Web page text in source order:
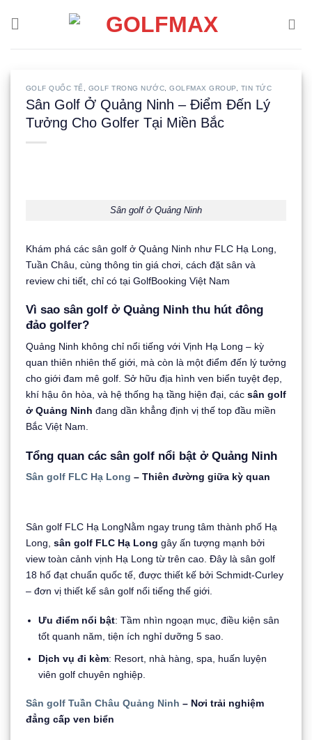
GOLF QUỐC TẾ GOLF TRONG NƯỚC ,GOLFMAX GROUP TIN TỨC
Sân Golf Ở Quảng Ninh – Điểm Đến Lý
Tưởng Cho Golfer Tại Miền Bắc
Sân golf ở Quảng Ninh
Khám phá các sân golf ở Quảng Ninh như FLC Hạ Long,
Tuần Châu, cùng thông tin giá chơi, cách đặt sân và
review chi tiết, chỉ có tại GolfBooking Việt Nam
Vì sao sân golf ở Quảng Ninh thu hút đông
đảo golfer?
Quảng Ninh không chỉ nổi tiếng với Vịnh Hạ Long – kỳ
quan thiên nhiên thế giới, mà còn là một điểm đến lý tưởng
cho giới đam mê golf. Sở hữu địa hình ven biển tuyệt đẹp,
khí hậu ôn hòa, và hệ thống hạ tầng hiện đại, các sân golf
ở Quảng Ninh đang dần khẳng định vị thế top đầu miền
Bắc Việt Nam.
Tổng quan các sân golf nổi bật ở Quảng Ninh
Sân golf FLC Hạ Long – Thiên đường giữa kỳ quan
Sân golf FLC Hạ LongNằm ngay trung tâm thành phố Hạ
Long, sân golf FLC Hạ Long gây ấn tượng mạnh bởi
view toàn cảnh vịnh Hạ Long từ trên cao. Đây là sân golf
18 hố đạt chuẩn quốc tế, được thiết kế bởi Schmidt-Curley
– đơn vị thiết kế sân golf nổi tiếng thế giới.
Ưu điểm nổi bật: Tầm nhìn ngoạn mục, điều kiện sân
tốt quanh năm, tiện ích nghỉ dưỡng 5 sao.
Dịch vụ đi kèm: Resort, nhà hàng, spa, huấn luyện
viên golf chuyên nghiệp.
Sân golf Tuần Châu Quảng Ninh – Nơi trải nghiệm
đẳng cấp ven biển